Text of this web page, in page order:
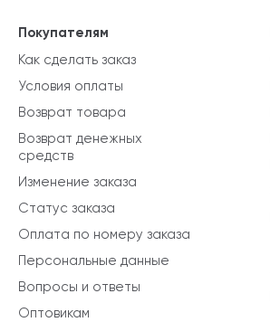
Покупателям
Как сделать заказ
Условия оплаты
Возврат товара
Возврат денежных
средств
Изменение заказа
Статус заказа
Оплата по номеру заказа
Персональные данные
Вопросы и ответы
Оптовикам